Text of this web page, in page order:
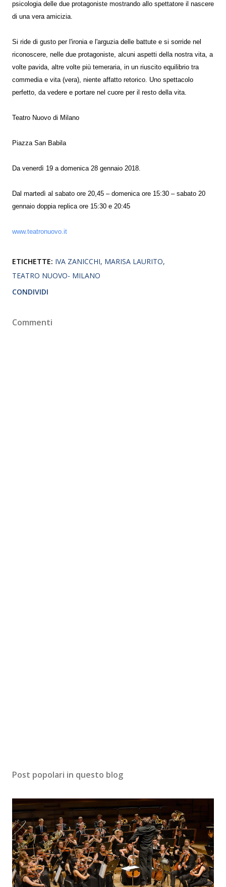
psicologia delle due protagoniste mostrando allo spettatore il nascere
di una vera amicizia.
Si ride di gusto per l'ironia e l'arguzia delle battute e si sorride nel
riconoscere, nelle due protagoniste, alcuni aspetti della nostra vita, a
volte pavida, altre volte più temeraria, in un riuscito equilibrio tra
commedia e vita (vera), niente affatto retorico. Uno spettacolo
perfetto, da vedere e portare nel cuore per il resto della vita.
Teatro Nuovo di Milano
Piazza San Babila
Da venerdì 19 a domenica 28 gennaio 2018.
Dal martedì al sabato ore 20,45 – domenica ore 15:30 – sabato 20
gennaio doppia replica ore 15:30 e 20:45
www.teatronuovo.it
ETICHETTE: IVA ZANICCHI MARISA LAURITO
TEATRO NUOVO- MILANO
CONDIVIDI
Commenti
Post popolari in questo blog